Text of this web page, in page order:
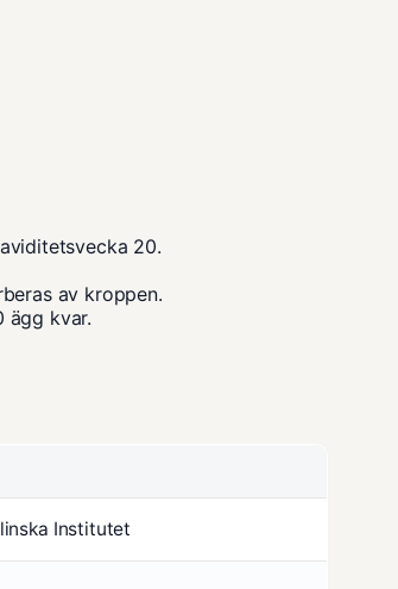
20.
av kroppen.
ägg kvar.
Institutet